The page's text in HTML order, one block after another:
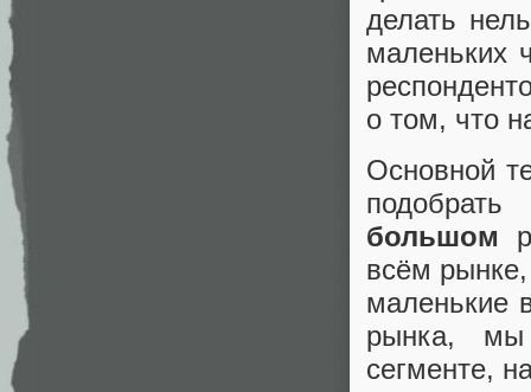
делать
маленьких
о том, что
Основной
большом
всём
маленькие
рынка, мы
сегменте,